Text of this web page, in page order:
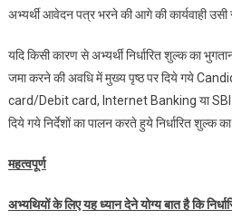
अभ्यर्थी आवेदन पत्र भरने की आगे की कार्यवाही
यदि किसी कारण से अभ्‍यर्थी निर्धारित शुल्क का
जमा करने की अवधि‍ में मुख्य पृष्ठ पर दिये गये
card/Debit card, Internet Banking या SBI
दिये गये निर्देशों का पालन करते हुये निर्धारित शुल्क
महत्‍वपूर्ण
अभ्‍यथियों के लिए यह ध्यान देने योग्य बात है कि